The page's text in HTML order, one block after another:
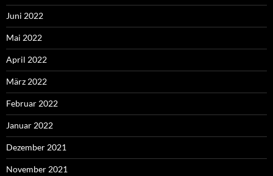
Juni 2022
Mai 2022
April 2022
März 2022
Februar 2022
Januar 2022
Dezember 2021
November 2021